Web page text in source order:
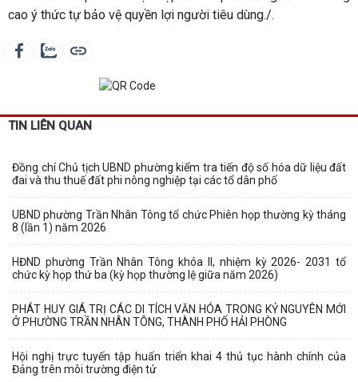
cao ý thức tự bảo vệ quyền lợi người tiêu dùng./.
TIN LIÊN QUAN
Đồng chí Chủ tịch UBND phường kiểm tra tiến độ số hóa dữ liệu đất
đai và thu thuế đất phi nông nghiệp tại các tổ dân phố
UBND phường Trần Nhân Tông tổ chức Phiên họp thường kỳ tháng
8 (lần 1) năm 2026
HĐND phường Trần Nhân Tông khóa II, nhiệm kỳ 2026- 2031 tổ
chức kỳ họp thứ ba (kỳ họp thường lệ giữa năm 2026)
PHÁT HUY GIÁ TRỊ CÁC DI TÍCH VĂN HÓA TRONG KỶ NGUYÊN MỚI
Ở PHƯỜNG TRẦN NHÂN TÔNG, THÀNH PHỐ HẢI PHÒNG
Hội nghị trực tuyến tập huấn triển khai 4 thủ tục hành chính của
Đảng trên môi trường điện tử